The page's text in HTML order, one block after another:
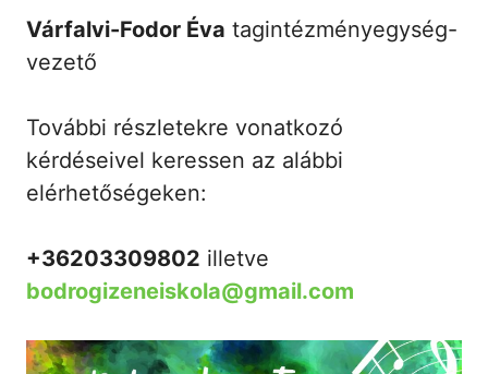
Várfalvi-Fodor Éva tagintézményegység-
vezető
További részletekre vonatkozó
kérdéseivel keressen az alábbi
elérhetőségeken:
+36203309802 illetve
bodrogizeneiskola@gmail.com